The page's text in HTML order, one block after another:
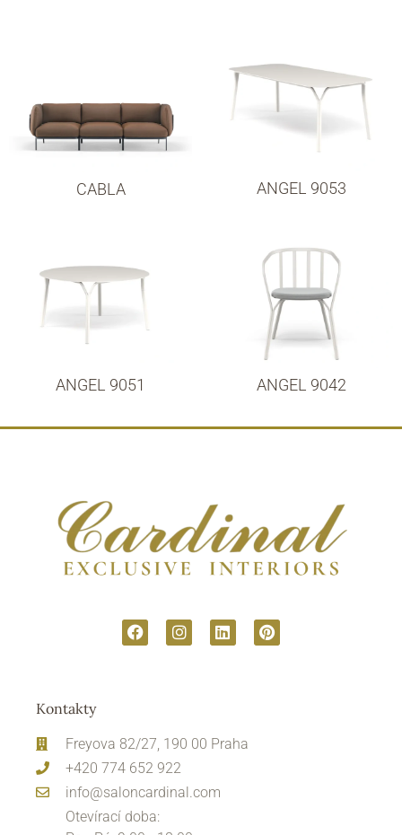
CABLA ANGEL 9053
ANGEL 9051 ANGEL 9042
Kontakty
Freyova 82/27, 190 00 Praha
+420 774 652 922
info@saloncardinal.com
Otevírací doba: